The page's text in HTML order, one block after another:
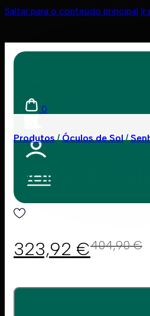
Saltar para o conteúdo principal Ir
0
Produtos Óculos de Sol
Dolce &
404,90€
323,92 €